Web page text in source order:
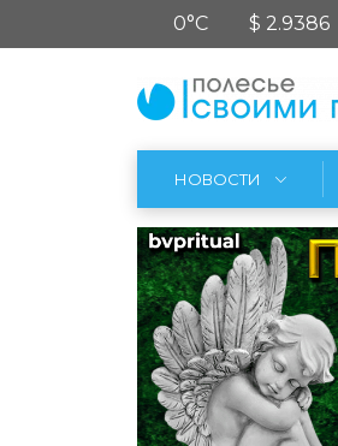
0°C $ 2.9386
НОВОСТИ